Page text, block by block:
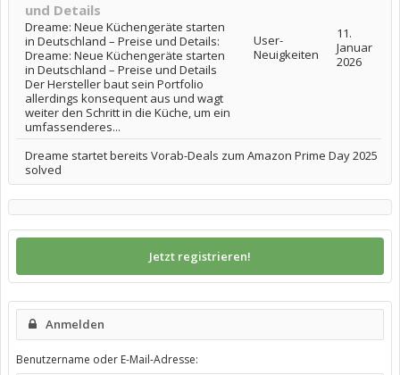
und Details
Dreame: Neue Küchengeräte starten
in Deutschland – Preise und Details:
Dreame: Neue Küchengeräte starten
in Deutschland – Preise und Details
Der Hersteller baut sein Portfolio
allerdings konsequent aus und wagt
weiter den Schritt in die Küche, um ein
umfassenderes...
User-
Neuigkeiten
11.
Januar
2026
Dreame startet bereits Vorab-Deals zum Amazon Prime Day 2025
solved
Jetzt registrieren!
Anmelden
Benutzername oder E-Mail-Adresse: